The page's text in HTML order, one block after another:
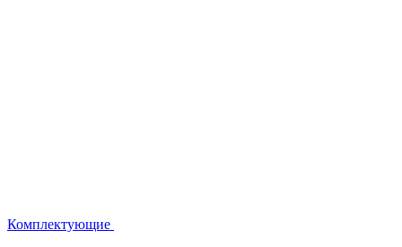
Комплектующие